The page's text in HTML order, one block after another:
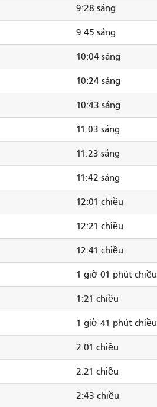
9:28 sáng
9:45 sáng
10:04 sáng
10:24 sáng
10:43 sáng
11:03 sáng
11:23 sáng
11:42 sáng
12:01 chiều
12:21 chiều
12:41 chiều
1 giờ 01 phút chiều
1:21 chiều
1 giờ 41 phút chiều
2:01 chiều
2:21 chiều
2:43 chiều